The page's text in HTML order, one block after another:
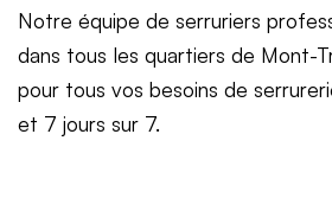
Notre équipe de serruriers
dans tous les quartiers de Mont-
pour tous vos besoins de
et 7 jours sur 7.